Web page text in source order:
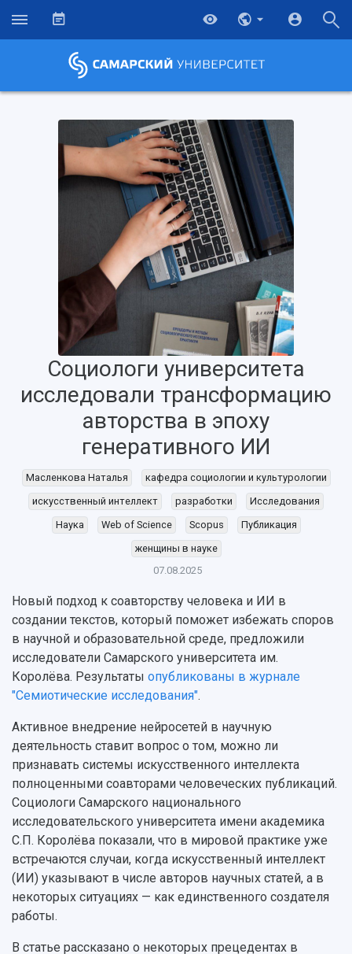
НАЗАД
Об университете
История
Ключевые факты
Руководство
Наблюдательный совет
Попечительский совет
Ученый совет
Ректорат
Персоналии
Сотрудники и преподаватели
Заслуженные деятели
Структура университета
Институты и факультеты
Кафедры
Научные подразделения
Отделы и службы
Общественные организации
Новости
Главные новости
СМИ об университете
Пресс-центр
Газета "Полет"
Газета "Самарский университет"
Мы в соцсетях
Мультимедиа
Подкасты
Просветительский проект "Одержимы
Образование
Почему я выбираю Самарский университет?
Бакалавриат и специалитет
Аспирантура
Формы обучения
Учебные планы
Дополнительное образование
Институты и факультеты
Образовательные программы
Профессорско-преподавательский состав
Расписание занятий
Стипендии
Тестирование иностранных граждан на
знание русского языка, истории России и
основ законодательства РФ
Платные образовательные услуги
Скидки на обучение
Научно-исследовательская деятельность
Основные научные направления
Научные школы и ведущие научные коллективы
Диссертационные советы
Конкурс на замещение должностей научных
работников
Научно-технический совет
Научные проекты и темы
Справочные материалы
Научная инфраструктура
Научно-исследовательские подразделения
Структурная схема управления научно-
исследовательской деятельностью
Материальная база
Подразделения научного обслуживания
Организационные документы
деятельности
Социологи университета
исследовали трансформацию
авторства в эпоху
генеративного ИИ
Масленкова Наталья
кафедра социологии и культурологии
искусственный интеллект
разработки
Исследования
Наука
Web of Science Scopus
Публикация
женщины в науке
07.08.2025
Новый подход к соавторству человека и ИИ в
создании текстов, который поможет избежать споров
в научной и образовательной среде, предложили
исследователи Самарского университета им.
Королёва. Результаты опубликованы в журнале
"Семиотические исследования".
Активное внедрение нейросетей в научную
деятельность ставит вопрос о том, можно ли
признавать системы искусственного интеллекта
полноценными соавторами человеческих публикаций.
Социологи Самарского национального
исследовательского университета имени академика
С.П. Королёва показали, что в мировой практике уже
встречаются случаи, когда искусственный интеллект
(ИИ) указывают в числе авторов научных статей, а в
некоторых ситуациях — как единственного создателя
работы.
В статье рассказано о некоторых прецедентах в